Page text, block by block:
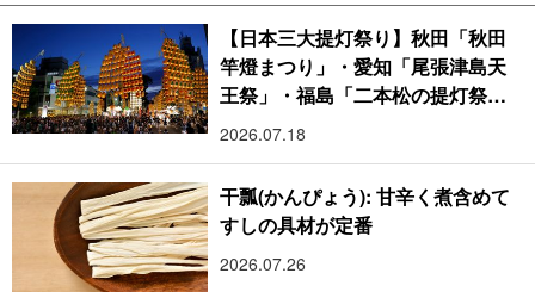
【日本三大提灯祭り】秋田「秋田
竿燈まつり」・愛知「尾張津島天
王祭」・福島「二本松の提灯祭
り」:おびただしい灯火が夜空を照
2026.07.18
干瓢(かんぴょう): 甘辛く煮含めて
すしの具材が定番
2026.07.26